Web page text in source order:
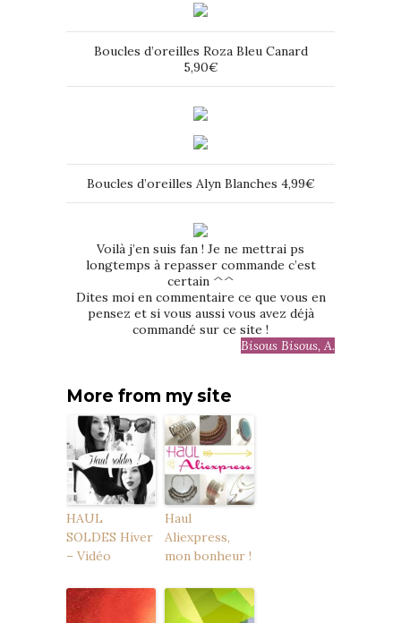
Boucles d’oreilles Roza Bleu Canard
5,90€
Boucles d’oreilles Alyn Blanches 4,99€
Voilà j’en suis fan ! Je ne mettrai ps
longtemps à repasser commande c’est
certain ^^
Dites moi en commentaire ce que vous en
pensez et si vous aussi vous avez déjà
commandé sur ce site !
Bisous Bisous, A.
More from my site
HAUL
SOLDES Hiver
– Vidéo
Haul
Aliexpress,
mon bonheur !